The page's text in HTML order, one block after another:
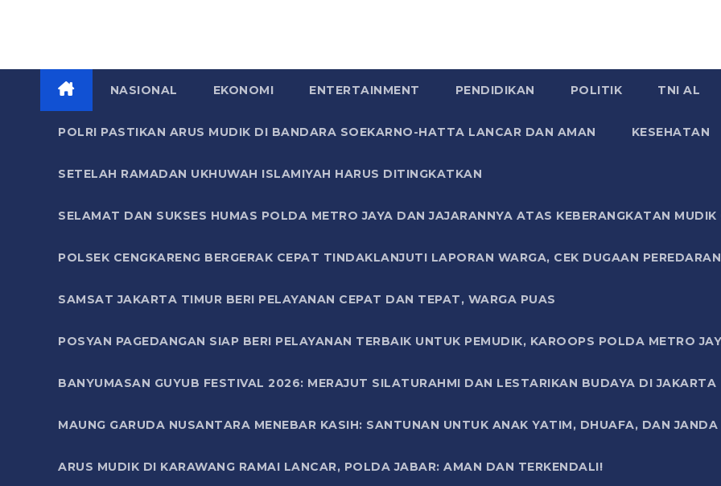
NASIONAL EKONOMI ENTERTAINMENT PENDIDIKAN POLITIK TNI AL
POLRI PASTIKAN ARUS MUDIK DI BANDARA SOEKARNO-HATTA LANCAR DAN AMAN KESEHATAN
SETELAH RAMADAN UKHUWAH ISLAMIYAH HARUS DITINGKATKAN
SELAMAT DAN SUKSES HUMAS POLDA METRO JAYA DAN JAJARANNYA ATAS KEBERANGKATAN
POLSEK CENGKARENG BERGERAK CEPAT TINDAKLANJUTI LAPORAN WARGA, CEK DUGAAN
SAMSAT JAKARTA TIMUR BERI PELAYANAN CEPAT DAN TEPAT, WARGA PUAS
POSYAN PAGEDANGAN SIAP BERI PELAYANAN TERBAIK UNTUK PEMUDIK, KAROOPS POLDA METRO
BANYUMASAN GUYUB FESTIVAL 2026: MERAJUT SILATURAHMI DAN LESTARIKAN BUDAYA DI JAKARTA
MAUNG GARUDA NUSANTARA MENEBAR KASIH: SANTUNAN UNTUK ANAK YATIM, DHUAFA, DAN
ARUS MUDIK DI KARAWANG RAMAI LANCAR, POLDA JABAR: AMAN DAN TERKENDALI!